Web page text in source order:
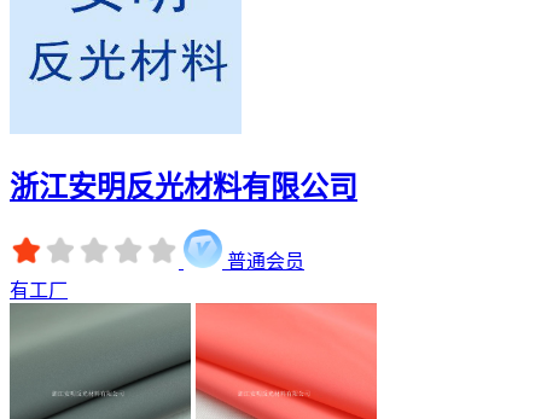
浙江安明反光材料有限公司
普通会员
有工厂